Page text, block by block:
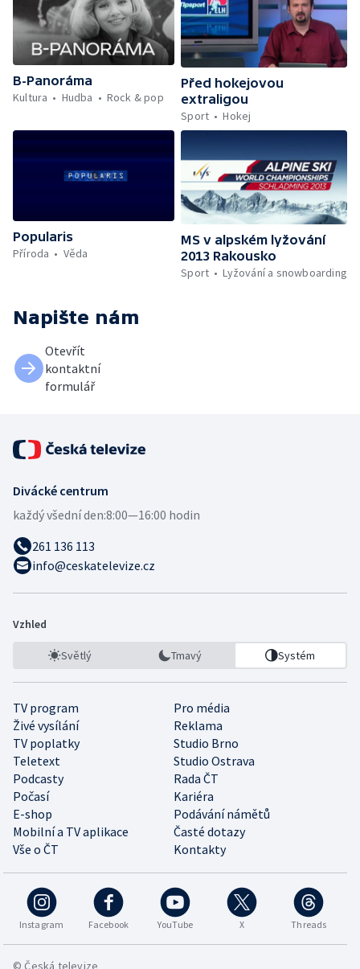
B-Panoráma
Kultura
Hudba Rock & pop
Před hokejovou
extraligou
Sport
Hokej
Popularis
Příroda
Věda
MS v alpském lyžování
2013 Rakousko
Sport
Lyžování a snowboarding
Napište nám
Otevřít
kontaktní
formulář
Divácké centrum
každý všední den:8:00—16:00 hodin
261 136 113
info@ceskatelevize.cz
Vzhled
Světlý Tmavý Systém
TV program
Pro média
Živé vysílání
Reklama
TV poplatky
Studio Brno
Teletext
Studio Ostrava
Podcasty
Rada ČT
Počasí
Kariéra
E-shop
Podávání námětů
Mobilní a TV aplikace
Časté dotazy
Vše o ČT
Kontakty
Instagram Facebook YouTube X Threads
© Česká televize